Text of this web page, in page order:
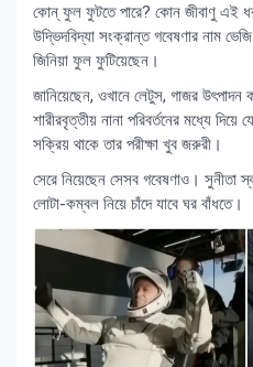
কোন্ ফুল ফুটতে পারে? কোন জীবাণু এই
উদ্ভিদবিদ্যা সংক্রান্ত গবেষণার নাম
জিনিয়া ফুল ফুটিয়েছেন।
জানিয়েছেন, ওখানে লেটুস, গাজর
শারীরবৃত্তীয় নানা পরিবর্তনের মধ্যে দিয়ে
সক্রিয় থাকে তার পরীক্ষা খুব জরুরী।
সেরে নিয়েছেন সেসব গবেষণাও। সুনীতা
লোটা-কম্বল নিয়ে চাঁদে যাবে ঘর বাঁধতে।